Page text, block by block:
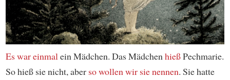
Es war einmalein Mädchen. Das MädchenhießPechmarie.
So hieß sie nicht, aber so wollen wir sie nennen. Sie hatte